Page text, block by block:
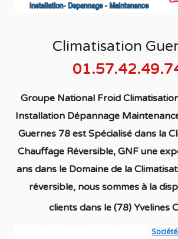
Climatisation
Groupe National Froid
Installation Dépannage
Guernes 78est Spécialisé dans la C
Chauffage Réversible, GNF une
ans dans le Domaine de la C
réversible, nous sommes à la
clients dansle (78) Yvelines
Société